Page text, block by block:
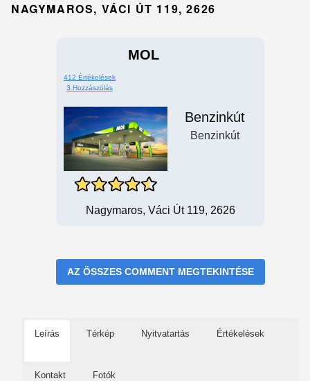
NAGYMAROS, VÁCI ÚT 119, 2626
MOL
412 Értékelések
3 Hozzászólás
Benzinkút
Benzinkút
Nagymaros, Váci Út 119, 2626
AZ ÖSSZES COMMENT MEGTEKINTÉSE
Leírás Térkép Nyitvatartás Értékelések
Kontakt Fotók